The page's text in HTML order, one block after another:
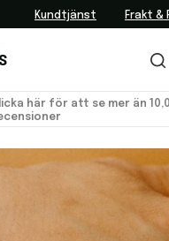
Kundtjänst Frakt &
här för att se mer än